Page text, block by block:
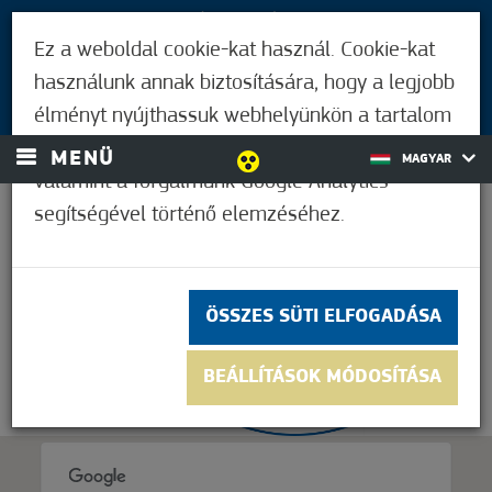
BEJELENTKEZÉS
MENÜ MAGYAR
Ez a weboldal cookie-kat használ. Cookie-kat
használunk annak biztosítására, hogy a legjobb
élményt nyújthassuk webhelyünkön a tartalom
és a hirdetések személyre szabásához,
valamint a forgalmunk Google Analytics
segítségével történő elemzéséhez.
ÖSSZES SÜTI ELFOGADÁSA
BEÁLLÍTÁSOK MÓDOSÍTÁSA